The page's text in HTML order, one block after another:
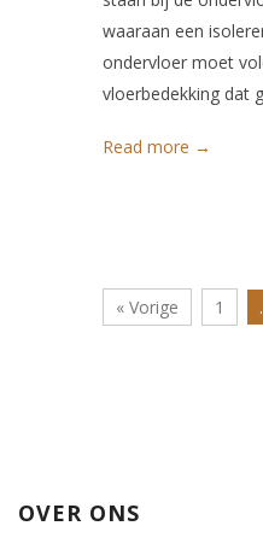
waaraan een
ondervloer moet
vloerbedekking dat
Read more →
« Vorige 1
OVER ONS